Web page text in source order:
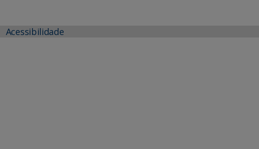
Acessibilidade